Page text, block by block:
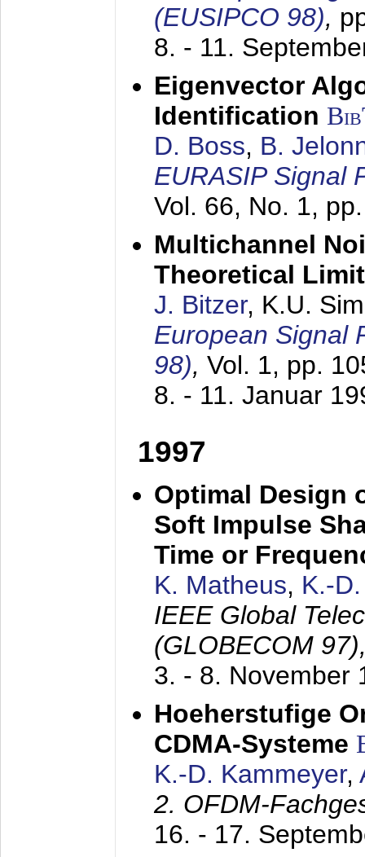
(EUSIPCO 98),
8. - 11.
Eigenvector
Identification
D. Boss, B.
EURASIP Signal
Vol. 66, No. 1,
Multichannel
Theoretical
J. Bitzer, K.U.
European Signal
98), Vol. 1, pp.
8. - 11. Januar
1997
Optimal Design
Soft Impulse
Time or
K. Matheus, K.-
IEEE Global
(GLOBECOM
3. - 8. November
Hoeherstufige
CDMA-Systeme
K.-D. Kammeyer,
2. OFDM-
16. - 17.